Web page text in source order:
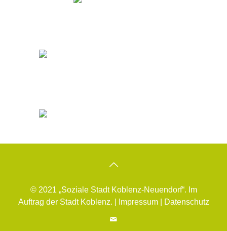
© 2021 „Soziale Stadt Koblenz-Neuendorf“. Im
Auftrag der Stadt Koblenz. |
Impressum| Datenschutz